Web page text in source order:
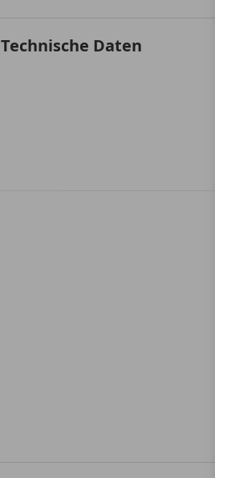
Technische Daten